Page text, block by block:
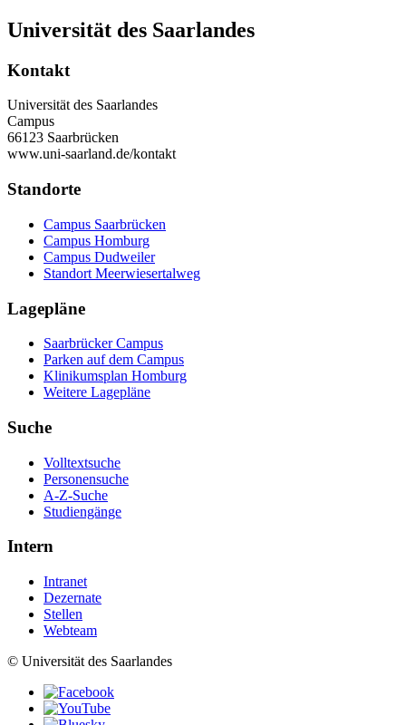
Universität des Saarlandes
Kontakt
Universität des Saarlandes
Campus
66123 Saarbrücken
www.uni-saarland.de/kontakt
Standorte
Campus Saarbrücken
Campus Homburg
Campus Dudweiler
Standort Meerwiesertalweg
Lagepläne
Saarbrücker Campus
Parken auf dem Campus
Klinikumsplan Homburg
Weitere Lagepläne
Suche
Volltextsuche
Personensuche
A-Z-Suche
Studiengänge
Intern
Intranet
Dezernate
Stellen
Webteam
© Universität des Saarlandes